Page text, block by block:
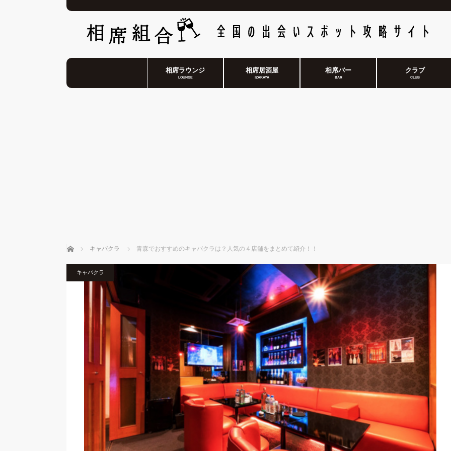
相席ラウンジ
LOUNGE
相席居酒屋
IZAKAYA
相席バー
BAR
クラブ
CLUB
ホーム キャバクラ 青森でおすすめのキャバクラは？人気の４店舗をまとめて紹介！！
キャバクラ